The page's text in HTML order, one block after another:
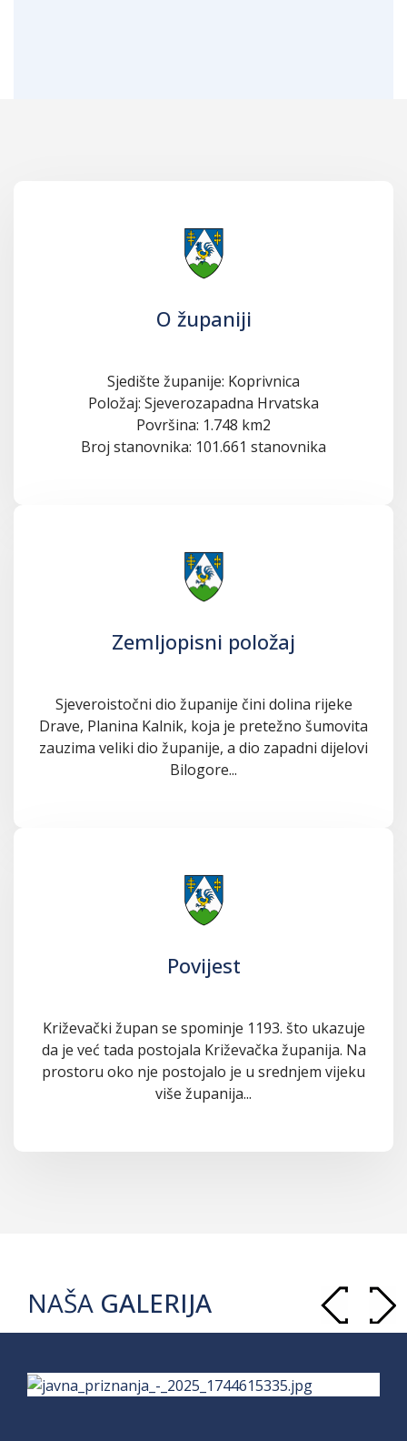
O županiji
Sjedište županije: Koprivnica
Položaj: Sjeverozapadna Hrvatska
Površina: 1.748 km2
Broj stanovnika: 101.661 stanovnika
Zemljopisni položaj
Sjeveroistočni dio županije čini dolina rijeke
Drave, Planina Kalnik, koja je pretežno šumovita
zauzima veliki dio županije, a dio zapadni dijelovi
Bilogore...
Povijest
Križevački župan se spominje 1193. što ukazuje
da je već tada postojala Križevačka županija. Na
prostoru oko nje postojalo je u srednjem vijeku
više županija...
NAŠA GALERIJA